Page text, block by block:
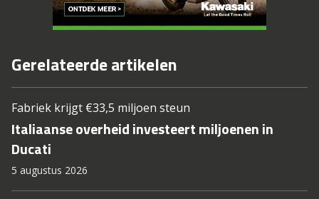
Gerelateerde artikelen
Fabriek krijgt €33,5 miljoen steun
Italiaanse overheid investeert miljoenen in
Ducati
5 augustus 2026